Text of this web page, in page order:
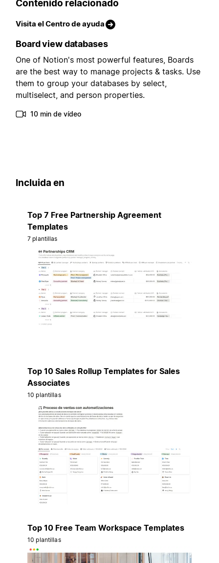
Contenido relacionado
Visita el Centro de ayuda
Board view databases
One of Notion's most powerful features, Boards
are the best way to manage projects & tasks. Use
them to group your databases by select,
multiselect, and person properties.
10 min de vídeo
Incluida en
Top 7 Free Partnership Agreement
Templates
7 plantillas
Top 10 Sales Rollup Templates for Sales
Associates
10 plantillas
Top 10 Free Team Workspace Templates
10 plantillas